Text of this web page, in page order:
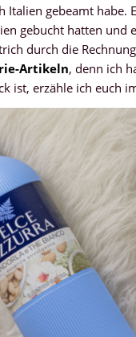
Italien gebeamt
gebucht hatten
durch die
Artikeln, denn ich
ist, erzähle ich euch